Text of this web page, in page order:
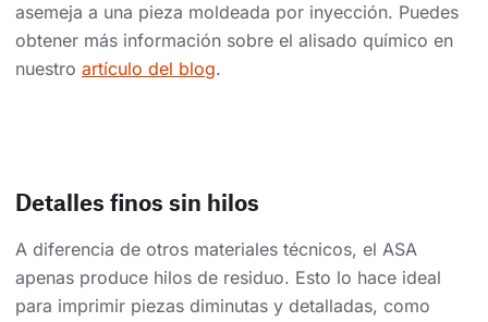
asemeja a una pieza moldeada por inyección. Puedes
obtener más información sobre el alisado químico en
nuestro artículo del blog.
Detalles finos sin hilos
A diferencia de otros materiales técnicos, el ASA
apenas produce hilos de residuo. Esto lo hace ideal
para imprimir piezas diminutas y detalladas, como